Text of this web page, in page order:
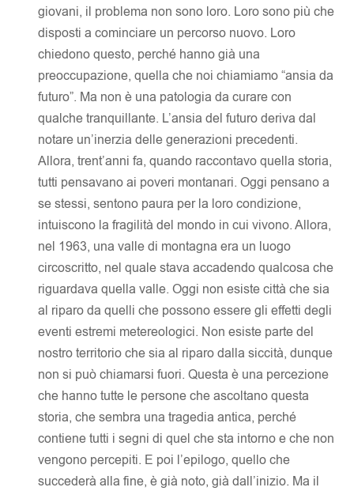
giovani, il problema non sono loro. Loro sono più che
disposti a cominciare un percorso nuovo. Loro
chiedono questo, perché hanno già una
preoccupazione, quella che noi chiamiamo “ansia da
futuro”. Ma non è una patologia da curare con
qualche tranquillante. L’ansia del futuro deriva dal
notare un’inerzia delle generazioni precedenti.
Allora, trent’anni fa, quando raccontavo quella storia,
tutti pensavano ai poveri montanari. Oggi pensano a
se stessi, sentono paura per la loro condizione,
intuiscono la fragilità del mondo in cui vivono. Allora,
nel 1963, una valle di montagna era un luogo
circoscritto, nel quale stava accadendo qualcosa che
riguardava quella valle. Oggi non esiste città che sia
al riparo da quelli che possono essere gli effetti degli
eventi estremi metereologici. Non esiste parte del
nostro territorio che sia al riparo dalla siccità, dunque
non si può chiamarsi fuori. Questa è una percezione
che hanno tutte le persone che ascoltano questa
storia, che sembra una tragedia antica, perché
contiene tutti i segni di quel che sta intorno e che non
vengono percepiti. E poi l’epilogo, quello che
succederà alla fine, è già noto, già dall’inizio. Ma il